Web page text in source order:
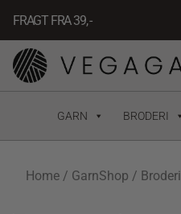
indholdet
FRAGT FRA 39, -
GARN BRODERI
Home / GarnShop / Broderi